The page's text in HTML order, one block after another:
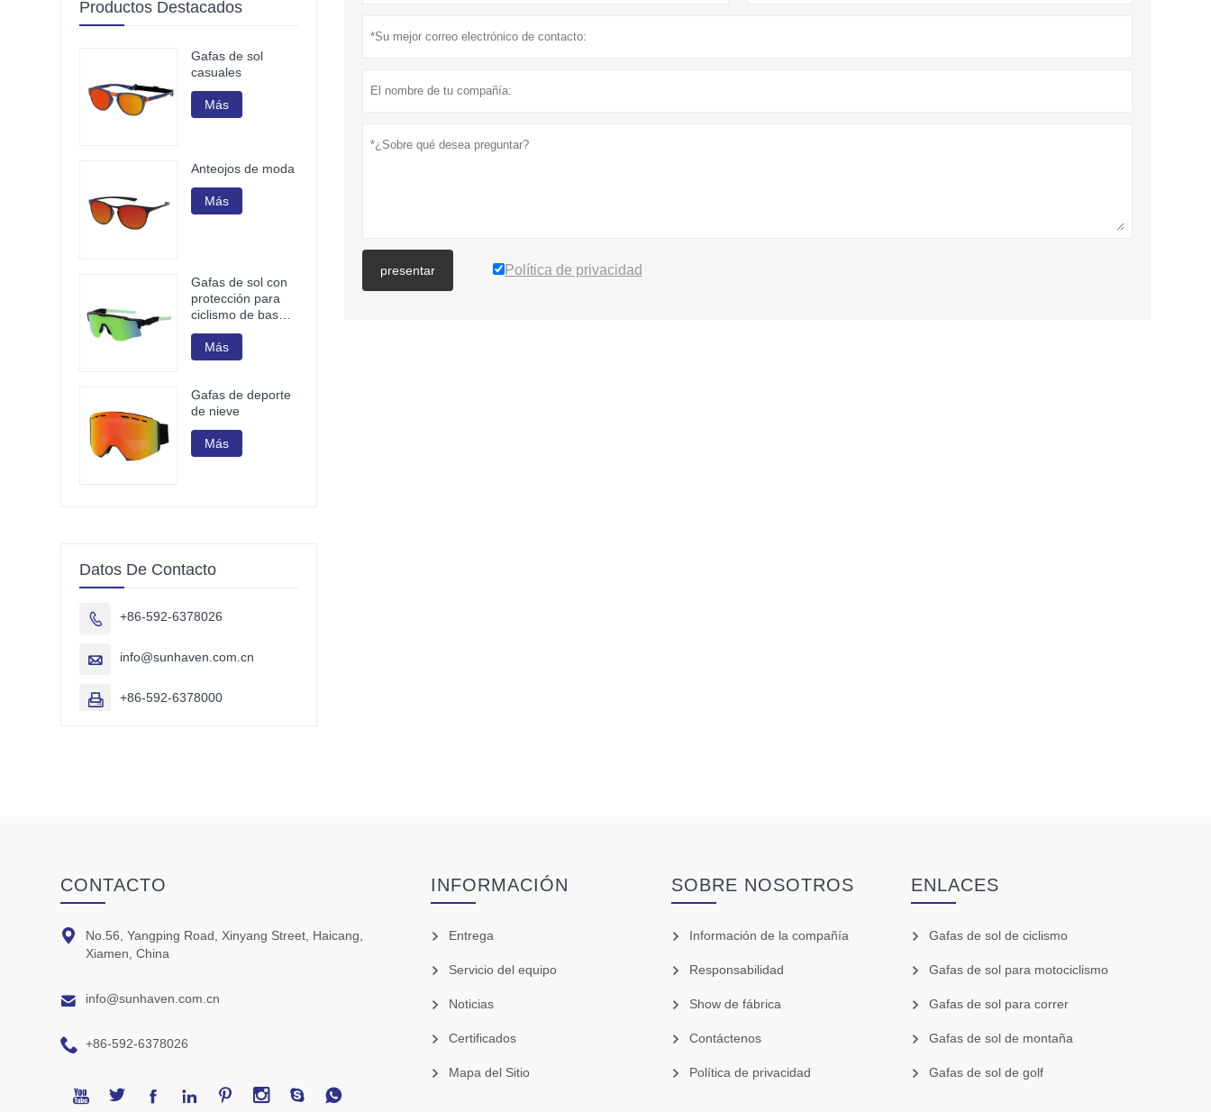
presentar Política de privacidad
Productos Destacados
Gafas de sol
casuales
Más
Anteojos de moda
Más
Gafas de sol con
protección para
ciclismo de base
biológica G850
Más
Gafas de deporte
de nieve
Más
Datos De Contacto
 +86-592-6378026
 info@sunhaven.com.cn
 +86-592-6378000
CONTACTO

No.56, Yangping Road, Xinyang Street, Haicang,
Xiamen, China
 info@sunhaven.com.cn
 +86-592-6378026
       
INFORMACIÓN
Entrega
Servicio del equipo
Noticias
Certificados
Mapa del Sitio
SOBRE NOSOTROS
Información de la compañía
Responsabilidad
Show de fábrica
Contáctenos
Política de privacidad
ENLACES
Gafas de sol de ciclismo
Gafas de sol para motociclismo
Gafas de sol para correr
Gafas de sol de montaña
Gafas de sol de golf